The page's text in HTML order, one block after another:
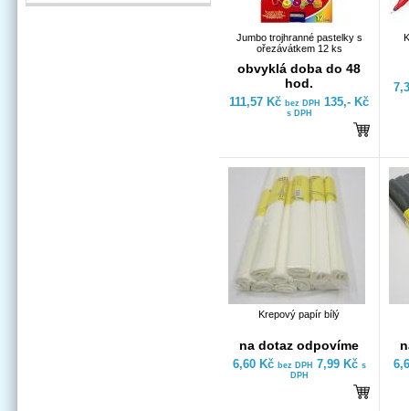
Jumbo trojhranné pastelky s
ořezávátkem 12 ks
obvyklá doba do 48
hod.
111,57 Kč bez DPH 135,- Kč
s DPH
Krepový papír bílý
na dotaz odpovíme
6,60 Kč bez DPH 7,99 Kč s
DPH